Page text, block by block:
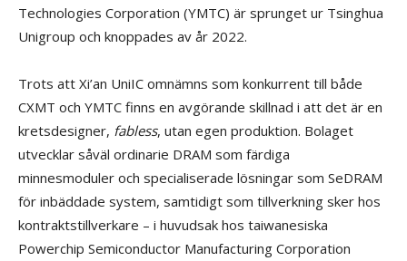
Technologies Corporation (YMTC) är sprunget ur Tsinghua
Unigroup och knoppades av år 2022.
Trots att Xi’an UniIC omnämns som konkurrent till både
CXMT och YMTC finns en avgörande skillnad i att det är en
kretsdesigner, fabless, utan egen produktion. Bolaget
utvecklar såväl ordinarie DRAM som färdiga
minnesmoduler och specialiserade lösningar som SeDRAM
för inbäddade system, samtidigt som tillverkning sker hos
kontraktstillverkare – i huvudsak hos taiwanesiska
Powerchip Semiconductor Manufacturing Corporation